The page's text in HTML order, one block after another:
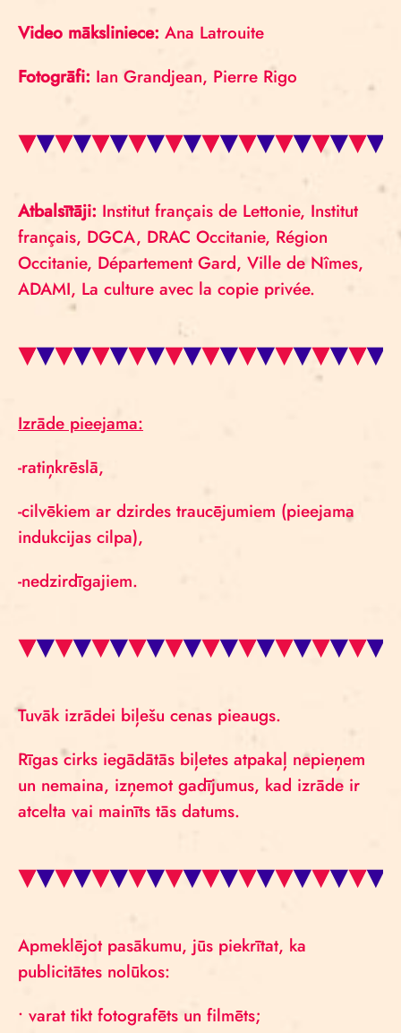
Video māksliniece: Ana Latrouite
Fotogrāfi: Ian Grandjean, Pierre Rigo
Atbalsītāji: Institut français de Lettonie, Institut
français, DGCA, DRAC Occitanie, Région
Occitanie, Département Gard, Ville de Nîmes,
ADAMI, La culture avec la copie privée.
Izrāde pieejama:
-ratiņkrēslā,
-cilvēkiem ar dzirdes traucējumiem (pieejama
indukcijas cilpa),
-nedzirdīgajiem.
Tuvāk izrādei biļešu cenas pieaugs.
Rīgas cirks iegādātās biļetes atpakaļ nepieņem
un nemaina, izņemot gadījumus, kad izrāde ir
atcelta vai mainīts tās datums.
Apmeklējot pasākumu, jūs piekrītat, ka
publicitātes nolūkos:
• varat tikt fotografēts un filmēts;